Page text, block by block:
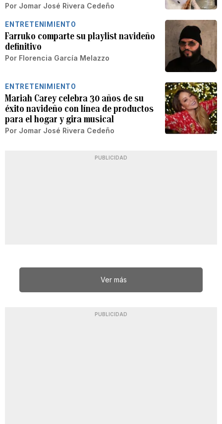
Por Jomar José Rivera Cedeño
ENTRETENIMIENTO
Farruko comparte su playlist navideño
definitivo
Por Florencia García Melazzo
ENTRETENIMIENTO
Mariah Carey celebra 30 años de su
éxito navideño con línea de productos
para el hogar y gira musical
Por Jomar José Rivera Cedeño
PUBLICIDAD
Ver más
PUBLICIDAD